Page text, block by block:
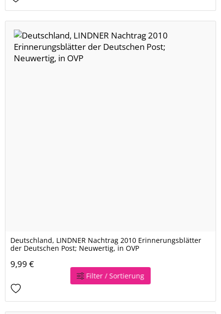
Filter / Sortierung
Deutschland, LINDNER Nachtrag 2010 Erinnerungsblätter
der Deutschen Post; Neuwertig, in OVP
9,99 €